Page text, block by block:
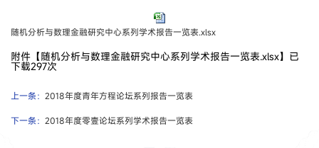
随机分析与数理金融研究中心系列学术报告一览表.xlsx
附件【随机分析与数理金融研究中心系列学术报告一览表.xlsx】已
下载297次
上一条： 2018年度青年方程论坛系列报告一览表
下一条： 2018年度零壹论坛系列学术报告一览表